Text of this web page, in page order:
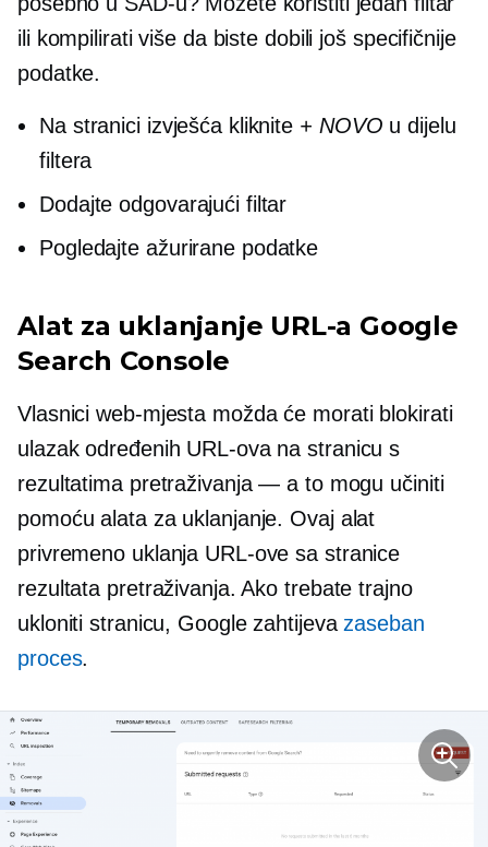
ili kompilirati više da biste dobili još specifičnije
podatke.
Na stranici izvješća kliknite + NOVO u dijelu
filtera
Dodajte odgovarajući filtar
Pogledajte ažurirane podatke
Alat za uklanjanje URL-a Google
Search Console
Vlasnici web-mjesta možda će morati blokirati
ulazak određenih URL-ova na stranicu s
rezultatima pretraživanja — a to mogu učiniti
pomoću alata za uklanjanje. Ovaj alat
privremeno uklanja URL-ove sa stranice
rezultata pretraživanja. Ako trebate trajno
ukloniti stranicu, Google zahtijeva zaseban
proces.